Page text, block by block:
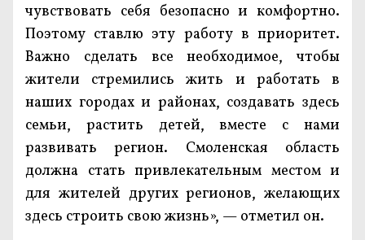
чувствовать себя безопасно и комфортно.
Поэтому ставлю эту работу в приоритет.
Важно сделать все необходимое, чтобы
жители стремились жить и работать в
наших городах и районах, создавать здесь
семьи, растить детей, вместе с нами
развивать регион. Смоленская область
должна стать привлекательным местом и
для жителей других регионов, желающих
здесь строить свою жизнь», — отметил он.